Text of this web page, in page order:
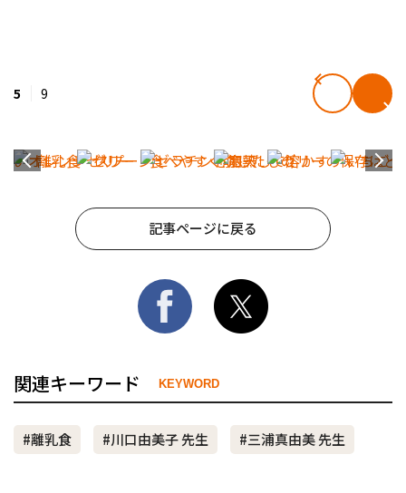
5 9
記事ページに戻る
関連キーワード KEYWORD
#離乳食 #川口由美子 先生 #三浦真由美 先生